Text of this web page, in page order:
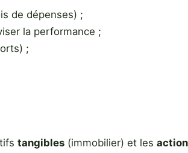
de dépenses) ;
la performance ;
;
tangibles (immobilier) et les